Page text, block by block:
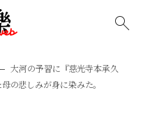
大河の予習に『慈光寺本承久
の悲しみが身に染みた。